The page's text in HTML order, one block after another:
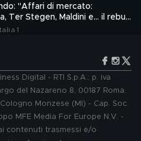
"Affari di mercato:
Ter Stegen, Maldini e... il rebus
Esposito"
1
Digital - RTI S.p.A.: p. iva
del Nazareno 8, 00187 Roma.
Monzese (MI) - Cap. Soc.
MFE Media For Europe N.V. -
contenuti trasmessi e/o